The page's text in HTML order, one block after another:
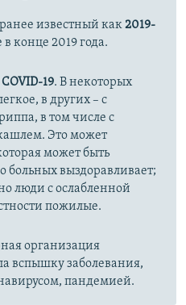
известный как2019-
конце 2019 года.
COVID-19. В некоторых
в других – с
в том числе с
Это может
может быть
больных выздоравливает;
люди с ослабленной
пожилые.
организация
вспышку заболевания,
пандемией.